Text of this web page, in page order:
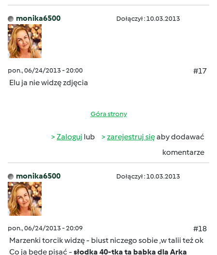
monika6500 Dołączył : 10.03.2013
pon., 06/24/2013 - 20:00
#17
Elu ja nie widzę zdjęcia
Góra strony
Zaloguj lub zarejestruj sięaby dodawać
komentarze
monika6500 Dołączył : 10.03.2013
pon., 06/24/2013 - 20:09
#18
Marzenki torcik widzę - biust niczego sobie ,w talii też ok
Co ja będe pisać - słodka 40-tka ta babka dla Arka